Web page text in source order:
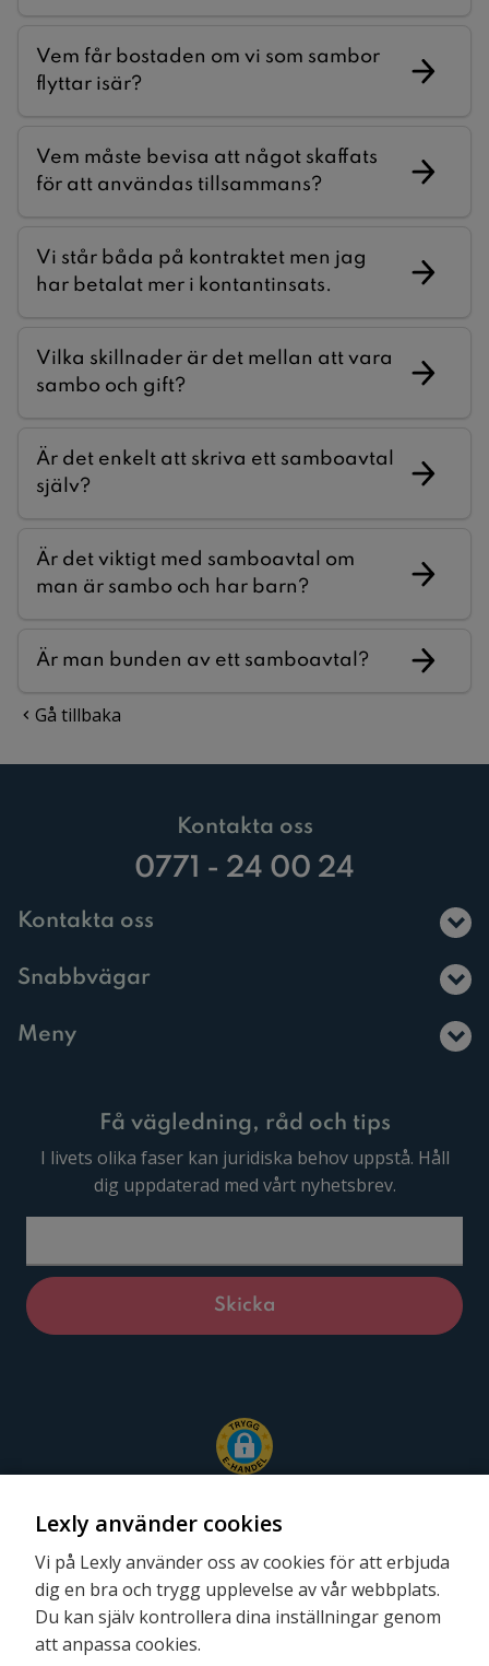
Vem får bostaden om vi som sambor
flyttar isär?
Vem måste bevisa att något skaffats
för att användas tillsammans?
Vi står båda på kontraktet men jag
har betalat mer i kontantinsats.
Vilka skillnader är det mellan att vara
sambo och gift?
Är det enkelt att skriva ett samboavtal
själv?
Är det viktigt med samboavtal om
man är sambo och har barn?
Är man bunden av ett samboavtal?
Gå tillbaka
Kontakta oss
0771 - 24 00 24
Kontakta oss
Snabbvägar
Meny
Få vägledning, råd och tips
I livets olika faser kan juridiska behov uppstå. Håll
dig uppdaterad med vårt nyhetsbrev.
Följ oss
Lexly använder cookies
Vi på Lexly använder oss av cookies för att erbjuda
dig en bra och trygg upplevelse av vår webbplats.
Du kan själv kontrollera dina inställningar genom
att anpassa cookies.